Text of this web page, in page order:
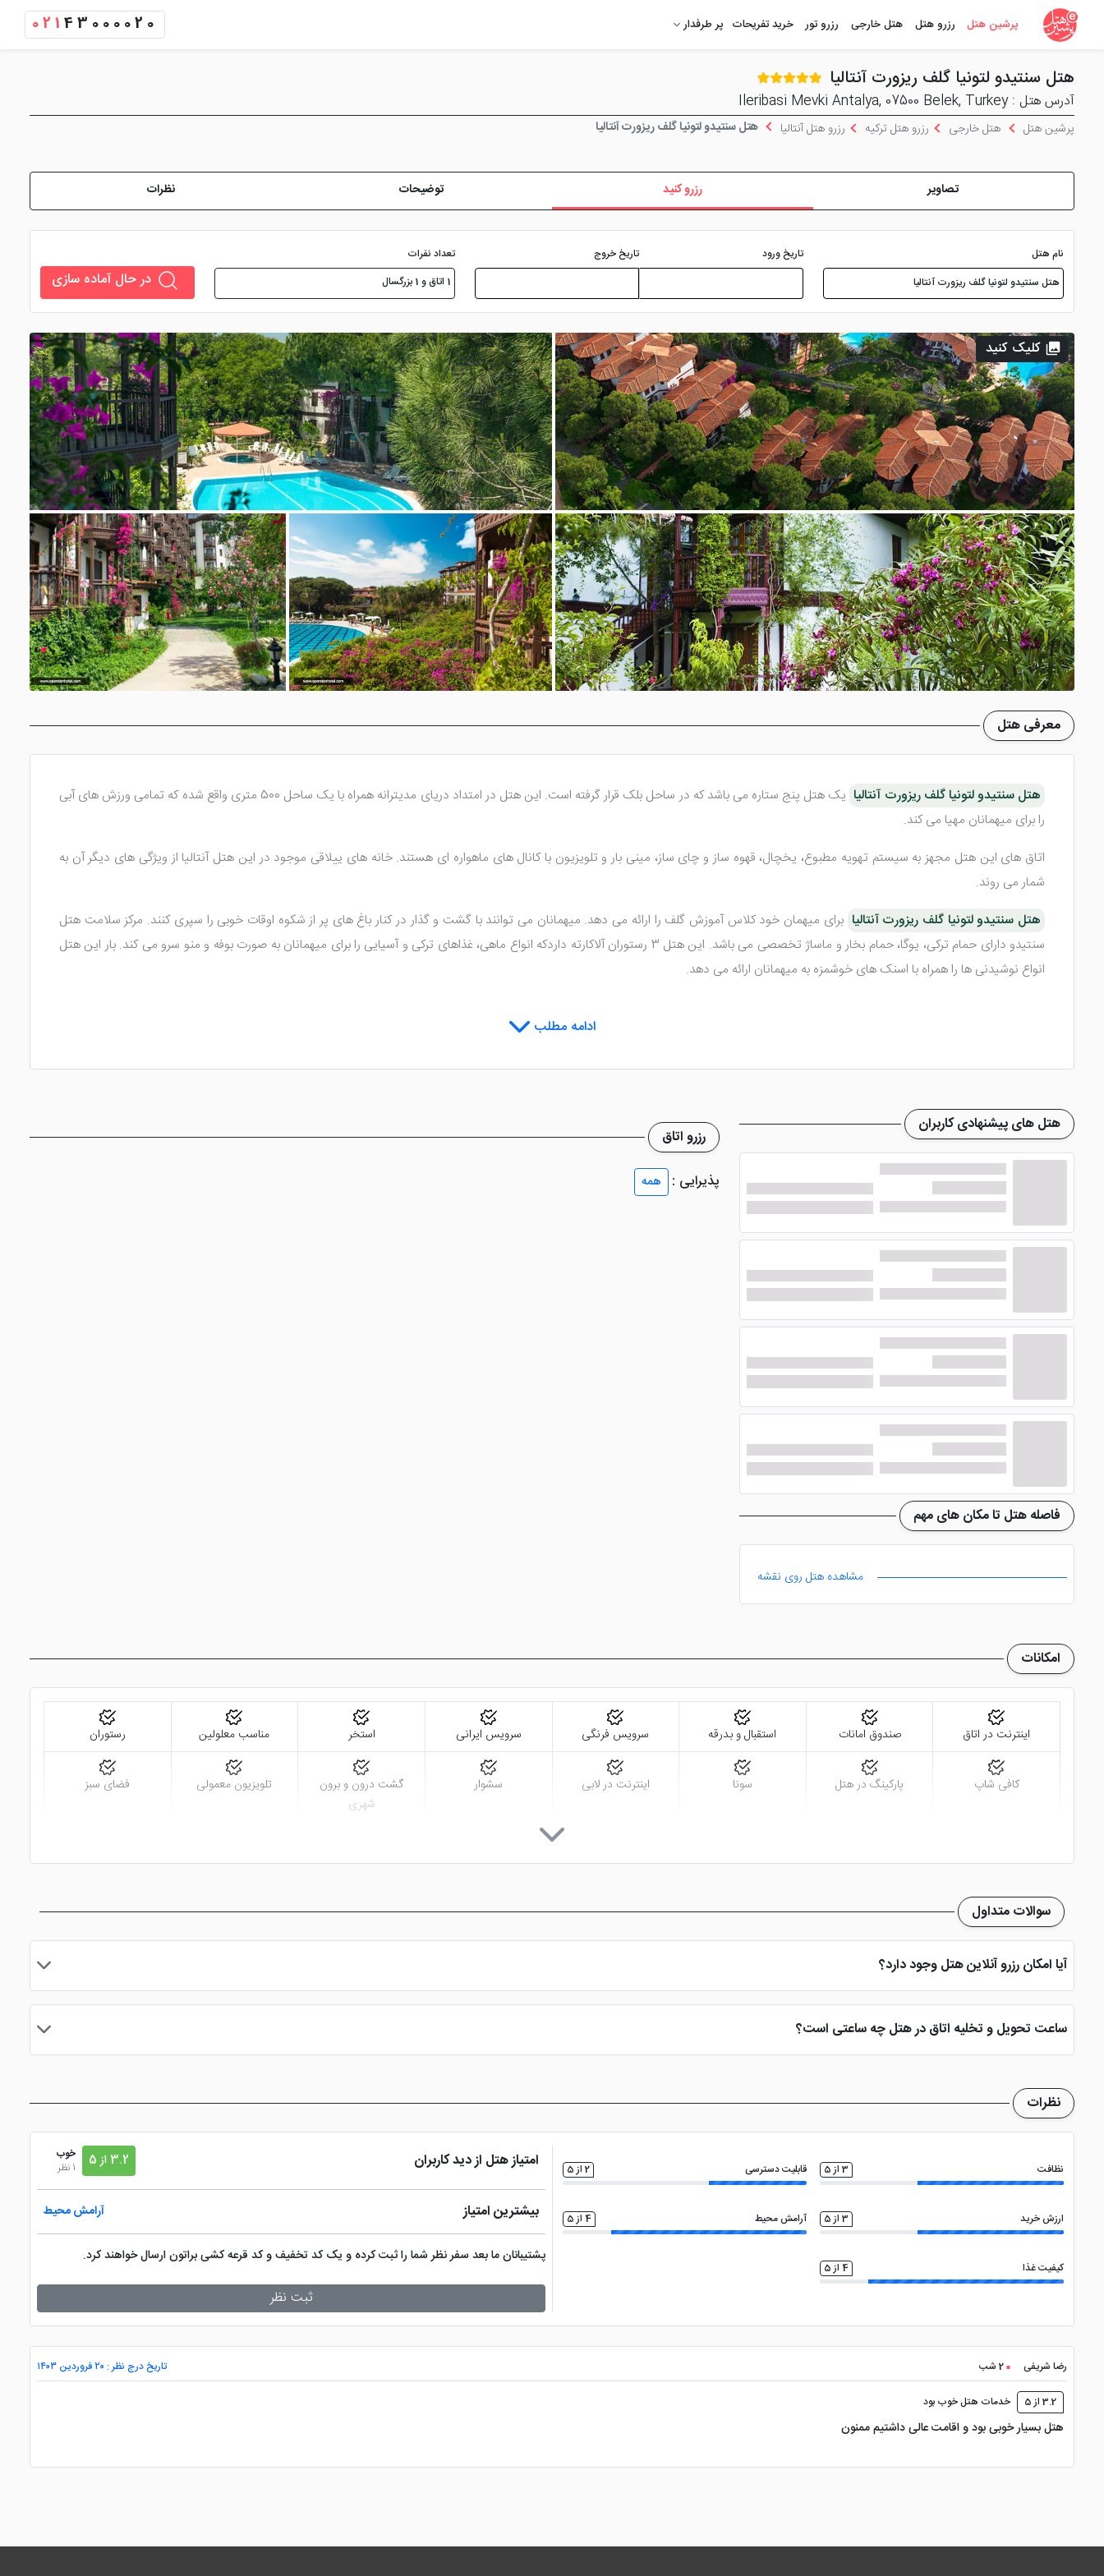
پرشین هتل رزرو هتل هتل خارجی رزرو تور خرید تفریحات پر طرفدار 021 43000020
هتل سنتیدو لتونیا گلف ریزورت آنتالیا
آدرس هتل : Ileribasi Mevki Antalya, 07500 Belek, Turkey
پرشین هتل هتل خارجی رزرو هتل ترکیه رزرو هتل آنتالیا هتل سنتیدو لتونیا گلف ریزورت آنتالیا
تصاویر رزرو کنید توضیحات نظرات
نام هتل تاریخ ورود تاریخ خروج
تعداد نفرات
1 اتاق و 1 بزرگسال
در حال آماده سازی
کلیک کنید
معرفی هتل
هتل سنتیدو لتونیا گلف ریزورت آنتالیا
یک هتل پنج ستاره می باشد که در ساحل بلک قرار گرفته است. این هتل در امتداد دریای مدیترانه همراه با یک ساحل 500 متری واقع شده که تمامی ورزش های آبی
را برای میهمانان مهیا می کند.
اتاق های این هتل مجهز به سیستم تهویه مطبوع، یخچال، قهوه ساز و چای ساز، مینی بار و تلویزیون با کانال های ماهواره ای هستند. خانه های ییلاقی موجود در این هتل آنتالیا از ویژگی های دیگر آن به
شمار می روند.
هتل سنتیدو لتونیا گلف ریزورت آنتالیا برای میهمان خود کلاس آموزش گلف را ارائه می دهد. میهمانان می توانند با گشت و گذار در کنار باغ های پر از شکوه اوقات خوبی را سپری کنند. مرکز سلامت هتل
سنتیدو دارای حمام ترکی، یوگا، حمام بخار و ماساژ تخصصی می باشد. این هتل 3 رستوران آلاکارته داردکه انواع ماهی، غذاهای ترکی و آسیایی را برای میهمانان به صورت بوفه و منو سرو می کند. بار این هتل
انواع نوشیدنی ها را همراه با اسنک های خوشمزه به میهمانان ارائه می دهد.
ادامه مطلب
رزرو اتاق
پذیرایی :
همه
هتل های پیشنهادی کاربران
فاصله هتل تا مکان های مهم
مشاهده هتل روی نقشه
امکانات
اینترنت در اتاق صندوق امانات استقبال و بدرقه سرویس فرنگی سرویس ایرانی استخر مناسب معلولین رستوران
کافی شاپ پارکینگ در هتل سونا اینترنت در لابی سشوار
گشت درون و برون
شهری
تلویزیون معمولی فضای سبز
کتری برقی
تاکسی سرویس
سوالات متداول
آیا امکان رزرو آنلاین هتل وجود دارد؟
بله، با انتخاب تاریخ ورود و خروج، نوع اتاق و تعداد نفرات می توانید پس از پرداخت در درگاه بانکی، رزرو آنلاین خود را نهایی و واچر هتل را دریافت نمایید.
ساعت تحویل و تخلیه اتاق در هتل چه ساعتی است؟
ساعت تحویل اتاق ساعت 2 بعد از ظهر و ساعت تخلیه اتاق 12 ظهر می باشد
نظرات
نظافت 3 از 5 قابلیت دسترسی 2 از 5
ارزش خرید 3 از 5 آرامش محیط 4 از 5
کیفیت غذا 4 از 5
امتیاز هتل از دید کاربران 3.2 از 5
خوب
1 نظر
بیشترین امتیاز آرامش محیط
پشتیبانان ما بعد سفر نظر شما را ثبت کرده و یک کد تخفیف و کد قرعه کشی براتون ارسال خواهند کرد.
ثبت نظر
رضا شریفی 2 شب تاریخ درج نظر : ۲۰ فروردین ۱۴۰۳
3.2 از 5 خدمات هتل خوب بود
هتل بسیار خوبی بود و اقامت عالی داشتیم ممنون